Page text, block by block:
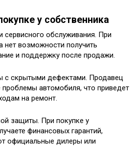
у собственника
сервисного обслуживания. При
нет возможности получить
и поддержку после продажи.
с скрытыми дефектами. Продавец
автомобиля, что приведет
на ремонт.
защиты. При покупке у
финансовых гарантий,
официальные дилеры или